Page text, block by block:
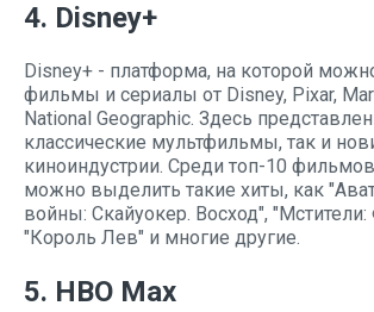
4. Disney+
Disney+ - платформа, на которой
фильмы и сериалы от Disney, Pixar,
National Geographic. Здесь
классические мультфильмы, так и
киноиндустрии. Среди топ-10
можно выделить такие хиты, как
войны: Скайуокер. Восход", "Мстители:
"Король Лев" и многие другие.
5. HBO Max